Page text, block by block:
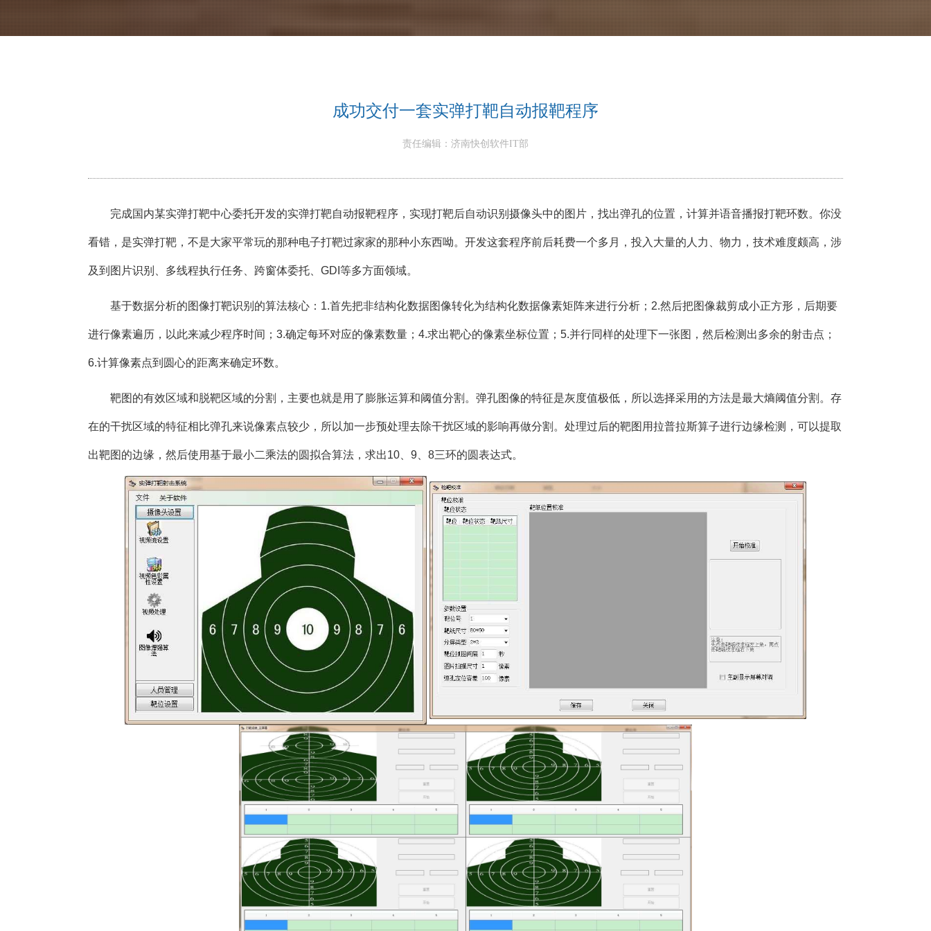
成功交付一套实弹打靶自动报靶程序
责任编辑：济南快创软件IT部
完成国内某实弹打靶中心委托开发的实弹打靶自动报靶程序，实现打靶后自动识别摄像头中的图片，找出弹孔的位置，计算并语音播报打靶环数。你没
看错，是实弹打靶，不是大家平常玩的那种电子打靶过家家的那种小东西呦。开发这套程序前后耗费一个多月，投入大量的人力、物力，技术难度颇高，涉
及到图片识别、多线程执行任务、跨窗体委托、GDI等多方面领域。
基于数据分析的图像打靶识别的算法核心：1.首先把非结构化数据图像转化为结构化数据像素矩阵来进行分析；2.然后把图像裁剪成小正方形，后期要
进行像素遍历，以此来减少程序时间；3.确定每环对应的像素数量；4.求出靶心的像素坐标位置；5.并行同样的处理下一张图，然后检测出多余的射击点；
6.计算像素点到圆心的距离来确定环数。
靶图的有效区域和脱靶区域的分割，主要也就是用了膨胀运算和阈值分割。弹孔图像的特征是灰度值极低，所以选择采用的方法是最大熵阈值分割。存
在的干扰区域的特征相比弹孔来说像素点较少，所以加一步预处理去除干扰区域的影响再做分割。处理过后的靶图用拉普拉斯算子进行边缘检测，可以提取
出靶图的边缘，然后使用基于最小二乘法的圆拟合算法，求出10、9、8三环的圆表达式。